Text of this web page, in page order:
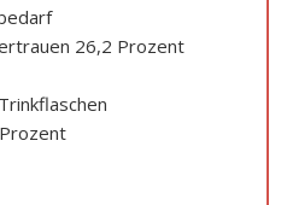
26,2 Prozent